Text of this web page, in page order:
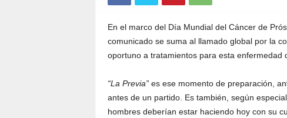
En el marco del Día Mundial del Cáncer de
comunicado se suma al llamado global por la
oportuno a tratamientos para esta enfermedad
“La Previa”es ese momento de preparación,
antes de un partido. Es también, según
hombres deberían estar haciendo hoy con su